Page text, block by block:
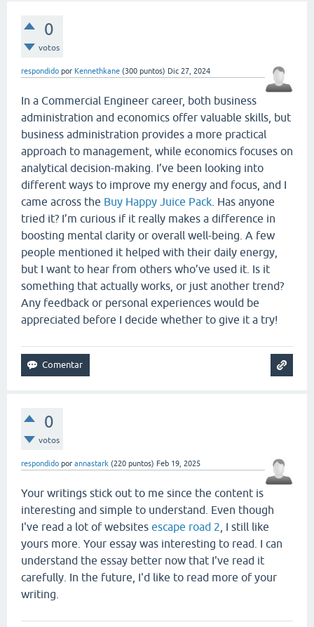
0
votos
respondido por Kennethkane (300 puntos) Dic 27, 2024
In a Commercial Engineer career, both business
administration and economics offer valuable skills, but
business administration provides a more practical
approach to management, while economics focuses on
analytical decision-making. I’ve been looking into
different ways to improve my energy and focus, and I
came across the Buy Happy Juice Pack . Has anyone
tried it? I’m curious if it really makes a difference in
boosting mental clarity or overall well-being. A few
people mentioned it helped with their daily energy,
but I want to hear from others who’ve used it. Is it
something that actually works, or just another trend?
Any feedback or personal experiences would be
appreciated before I decide whether to give it a try!
0
votos
respondido por annastark (220 puntos) Feb 19, 2025
Your writings stick out to me since the content is
interesting and simple to understand. Even though
I've read a lot of websites escape road 2 , I still like
yours more. Your essay was interesting to read. I can
understand the essay better now that I've read it
carefully. In the future, I'd like to read more of your
writing.